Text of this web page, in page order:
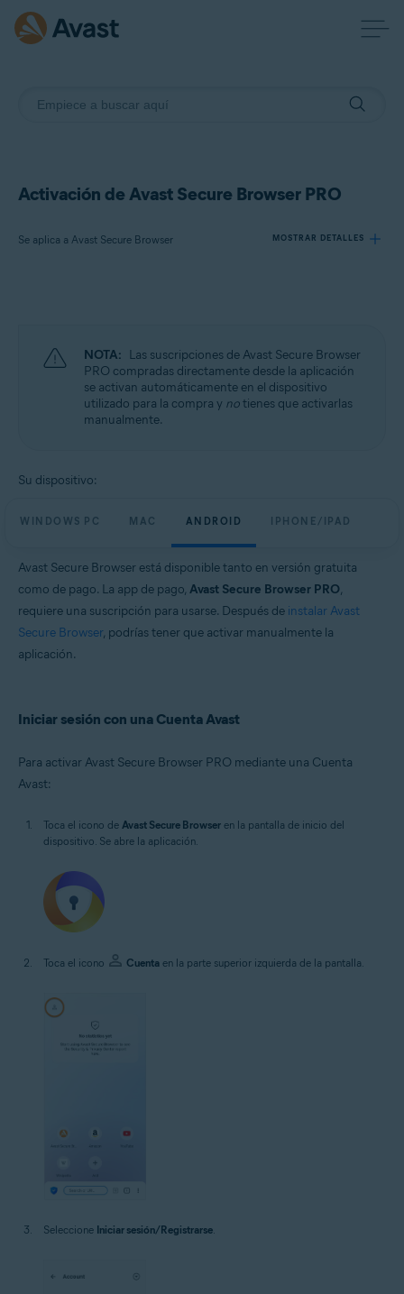
Activación de Avast Secure Browser PRO
Se aplica a Avast Secure Browser MOSTRAR DETALLES
Sistemas operativos:
Windows, macOS, Android y iOS
NOTA: Las suscripciones de Avast Secure Browser
PRO compradas directamente desde la aplicación
se activan automáticamente en el dispositivo
utilizado para la compra y notienes que activarlas
manualmente.
Su dispositivo:
WINDOWS PC MAC ANDROID IPHONE/IPAD
Avast Secure Browser está disponible tanto en versión gratuita
como de pago. La app de pago, Avast Secure Browser PRO,
requiere una suscripción para usarse. Después de instalar Avast
Secure Browser, podrías tener que activar manualmente la
aplicación.
Iniciar sesión con una Cuenta Avast
Para activar Avast Secure Browser PRO mediante una Cuenta
Avast:
Toca el icono de Avast Secure Browser en la pantalla de inicio del
dispositivo. Se abre la aplicación.
Toca el icono Cuenta en la parte superior izquierda de la pantalla.
Seleccione Iniciar sesión/Registrarse.